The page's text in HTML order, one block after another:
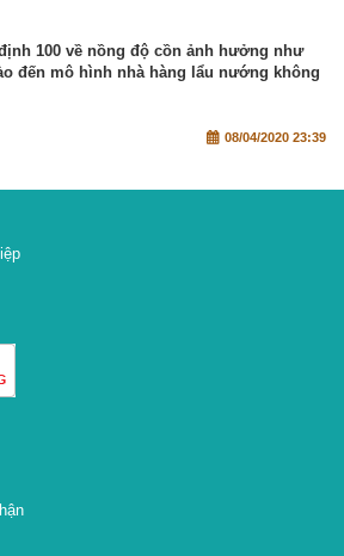
100 về nồng độ cồn ảnh hưởng như
đến mô hình nhà hàng lẩu nướng không
08/04/2020 23:39